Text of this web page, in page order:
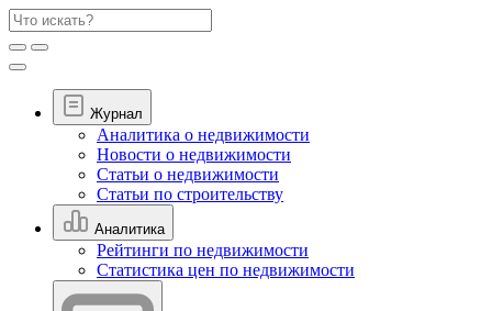
Журнал
Аналитика о недвижимости
Новости о недвижимости
Статьи о недвижимости
Статьи по строительству
Аналитика
Рейтинги по недвижимости
Статистика цен по недвижимости